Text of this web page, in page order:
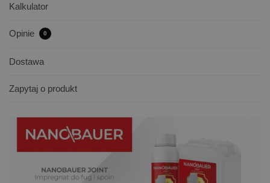
Kalkulator
Opinie 0
Dostawa
Zapytaj o produkt